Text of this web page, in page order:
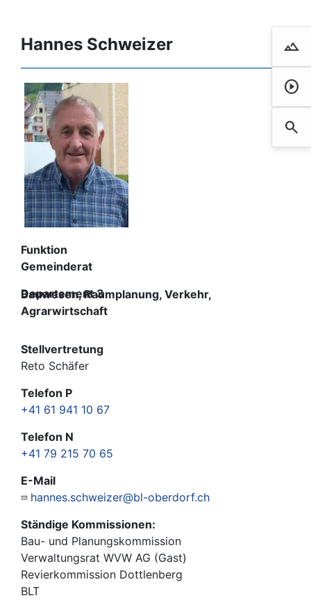
landscape
Film
play_circle
search
Hannes Schweizer
Funktion
Gemeinderat
Departement 3
Bauwesen, Raumplanung, Verkehr,
Agrarwirtschaft
Stellvertretung
Reto Schäfer
Telefon P
+41 61 941 10 67
Telefon N
+41 79 215 70 65
E-Mail
hannes.schweizer@bl-oberdorf.ch
Ständige Kommissionen:
Bau- und Planungskommission
Verwaltungsrat WVW AG (Gast)
Revierkommission Dottlenberg
BLT